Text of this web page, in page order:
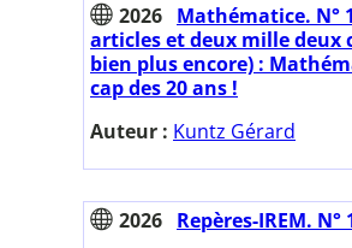
2026 Mathématice. N°
articles et deux mille deux
bien plus encore) :
cap des 20 ans !
Auteur : Kuntz Gérard
2026 Repères-IREM. N°